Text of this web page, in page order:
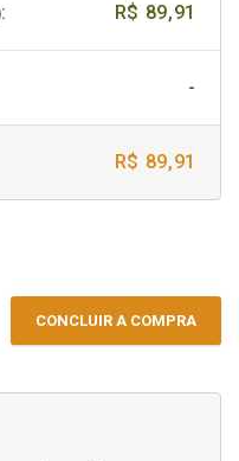
: R$ 89,91
-
R$ 89,91
CONCLUIR A COMPRA